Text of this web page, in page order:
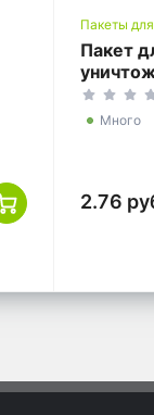
Пакеты
Пакет
Много
2.76